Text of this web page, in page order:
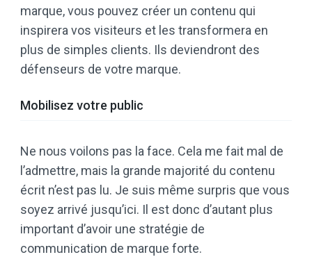
marque, vous pouvez créer un contenu qui
inspirera vos visiteurs et les transformera en
plus de simples clients. Ils deviendront des
défenseurs de votre marque.
Mobilisez votre public
Ne nous voilons pas la face. Cela me fait mal de
l’admettre, mais la grande majorité du contenu
écrit n’est pas lu. Je suis même surpris que vous
soyez arrivé jusqu’ici. Il est donc d’autant plus
important d’avoir une stratégie de
communication de marque forte.